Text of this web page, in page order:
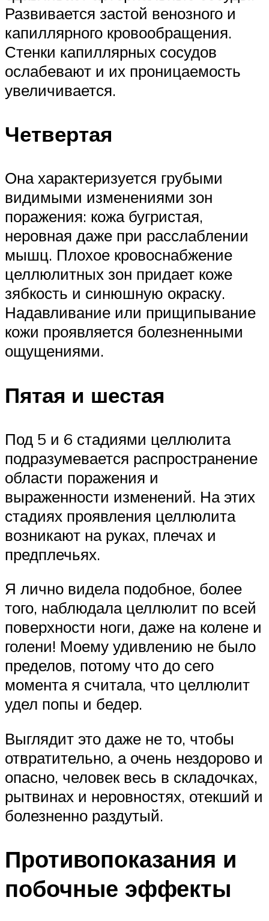
Развивается застой венозного и
капиллярного кровообращения.
Стенки капиллярных сосудов
ослабевают и их проницаемость
увеличивается.
Четвертая
Она характеризуется грубыми
видимыми изменениями зон
поражения: кожа бугристая,
неровная даже при расслаблении
мышц. Плохое кровоснабжение
целлюлитных зон придает коже
зябкость и синюшную окраску.
Надавливание или прищипывание
кожи проявляется болезненными
ощущениями.
Пятая и шестая
Под 5 и 6 стадиями целлюлита
подразумевается распространение
области поражения и
выраженности изменений. На этих
стадиях проявления целлюлита
возникают на руках, плечах и
предплечьях.
Я лично видела подобное, более
того, наблюдала целлюлит по всей
поверхности ноги, даже на колене и
голени! Моему удивлению не было
пределов, потому что до сего
момента я считала, что целлюлит
удел попы и бедер.
Выглядит это даже не то, чтобы
отвратительно, а очень нездорово и
опасно, человек весь в складочках,
рытвинах и неровностях, отекший и
болезненно раздутый.
Противопоказания и
побочные эффекты